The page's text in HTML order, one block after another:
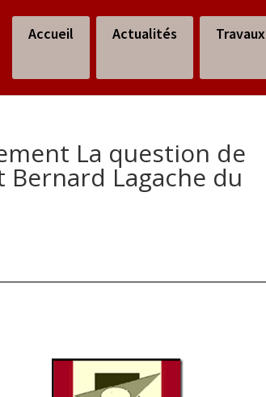
Accueil Actualités Travaux
La question de
Bernard Lagache du